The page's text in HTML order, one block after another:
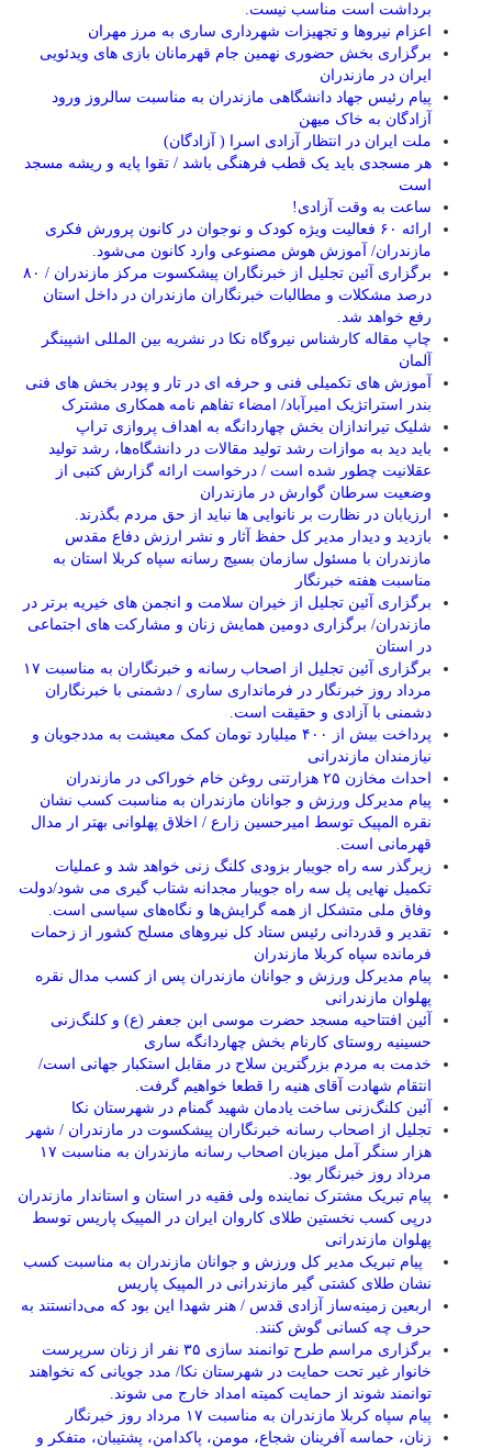
برداشت است مناسب نیست.
اعزام نیروها و تجهیزات شهرداری ساری به مرز مهران
برگزاری بخش حضوری نهمین جام قهرمانان بازی های ویدئویی
ایران در مازندران
پیام رئیس جهاد دانشگاهی مازندران به مناسبت سالروز ورود
آزادگان به خاک میهن
ملت ایران در انتظار آزادی اسرا ( آزادگان)
هر مسجدی باید یک قطب فرهنگی باشد / تقوا پایه و ریشه مسجد
است
ساعت به وقت آزادی!
ارائه ۶۰ فعالیت ویژه کودک و نوجوان در کانون پرورش فکری
مازندران/ آموزش هوش مصنوعی وارد کانون می‌شود.
برگزاری آئین تجلیل از خبرنگاران پیشکسوت مرکز مازندران / ۸۰
درصد مشکلات و مطالبات خبرنگاران مازندران در داخل استان
رفع خواهد شد.
چاپ مقاله کارشناس نيروگاه نكا در نشریه بین المللی اشپینگر
آلمان
آموزش های تکمیلی فنی و حرفه ای در تار و پودر بخش های فنی
بندر استراتژیک امیرآباد/ امضاء تفاهم نامه همکاری مشترک
شلیک تیراندازان بخش چهاردانگه به اهداف پروازی تراپ
باید دید به موازات رشد تولید مقالات در دانشگاه‌ها، رشد تولید
عقلانیت چطور شده است / درخواست ارائه گزارش کتبی از
وضعیت سرطان گوارش در مازندران
ارزیابان در نظارت بر نانوایی ها نباید از حق مردم بگذرند.
بازدید و دیدار مدیر کل حفظ آثار و نشر ارزش دفاع مقدس
مازندران با مسئول سازمان بسیج رسانه سپاه کربلا استان به
مناسبت هفته خبرنگار
برگزاری آئین تجلیل از خیران سلامت و انجمن های خیریه برتر در
مازندران/ برگزاری دومین همایش زنان و مشارکت های اجتماعی
در استان
برگزاری آئین تجلیل از اصحاب رسانه و خبرنگاران به مناسبت ۱۷
مرداد روز خبرنگار در فرمانداری ساری / دشمنی با خبرنگاران
دشمنی با آزادی و حقیقت است.
پرداخت بیش از ۴۰۰ میلیارد تومان کمک معیشت به مددجویان و
نیازمندان مازندرانی
احداث مخازن ۲۵ هزارتنی روغن خام خوراکی در مازندران
پیام مدیرکل ورزش و جوانان مازندران به مناسبت کسب نشان
نقره المپیک توسط امیرحسین زارع / اخلاق پهلوانی بهتر ار مدال
قهرمانی است.
زیرگذر سه راه جویبار بزودی کلنگ زنی خواهد شد و عملیات
تکمیل نهایی پل سه راه جویبار مجدانه شتاب گیری می شود/دولت
وفاق ملی متشکل از همه گرایش‌ها و نگاه‌های سیاسی است.
تقدیر و قدردانی رئیس ستاد کل نیرو‌های مسلح کشور از زحمات
فرمانده سپاه کربلا مازندران
پیام مدیرکل ورزش و جوانان مازندران پس از کسب مدال نقره
پهلوان مازندرانی
آئین افتتاحیه مسجد حضرت موسی ابن جعفر (ع) و کلنگ‌زنی
حسینیه روستای کارنام بخش چهاردانگه ساری
خدمت به مردم بزرگترین سلاح در مقابل استکبار جهانی است/
انتقام شهادت آقای هنیه را قطعا خواهیم گرفت.
آئین کلنگ‌زنی ساخت یادمان شهید گمنام در شهرستان نکا
تجلیل از اصحاب رسانه خبرنگاران پیشکسوت در مازندران / شهر
هزار سنگر آمل میزبان اصحاب رسانه مازندران به مناسبت ۱۷
مرداد روز خبرنگار بود.
پیام تبریک مشترک نماینده ولی فقیه در استان و استاندار مازندران
درپی کسب نخستین طلای کاروان ایران در المپیک پاریس توسط
پهلوان مازندرانی
‍ ‍ پیام تبریک مدیر کل ورزش و جوانان مازندران به مناسبت کسب
نشان طلای کشتی گیر مازندرانی در المپیک پاریس
اربعین زمینه‌ساز آزادی قدس / هنر شهدا این بود که می‌دانستند به
حرف چه کسانی گوش کنند.
برگزاری مراسم طرح توانمند سازی ۳۵ نفر از زنان سرپرست
خانوار غیر تحت حمایت در شهرستان نکا/ مدد جویانی که نخواهند
توانمند شوند از حمایت کمیته امداد خارج می شوند.
پیام سپاه کربلا مازندران به مناسبت ۱۷ مرداد روز خبرنگار
زنان، حماسه آفرینان شجاع، مومن، پاکدامن، پشتیبان، متفکر و